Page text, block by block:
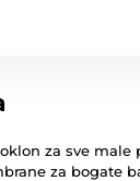
za sve
za bogate